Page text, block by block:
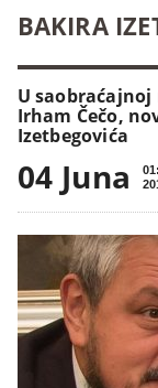
BAKIRA
U saobraćajnoj
Irham Čečo,
Izetbegovića
04 Juna